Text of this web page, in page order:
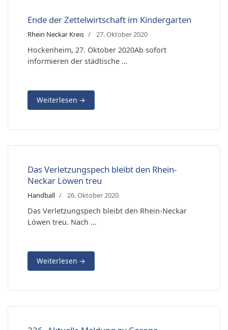
Ende der Zettelwirtschaft im Kindergarten
Rhein Neckar Kreis 27. Oktober 2020
Hockenheim, 27. Oktober 2020Ab sofort
informieren der städtische …
Weiterlesen →
Das Verletzungspech bleibt den Rhein-
Neckar Löwen treu
Handball 26. Oktober 2020
Das Verletzungspech bleibt den Rhein-Neckar
Löwen treu. Nach …
Weiterlesen →